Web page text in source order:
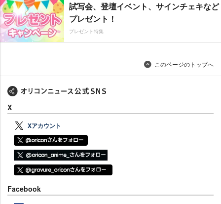
試写会、登壇イベント、サインチェキなど
プレゼント！
プレゼント特集
このページのトップへ
X
Xアカウント
Facebook